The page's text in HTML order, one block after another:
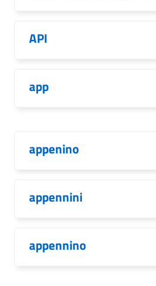
API
app
appenino
appennini
appennino